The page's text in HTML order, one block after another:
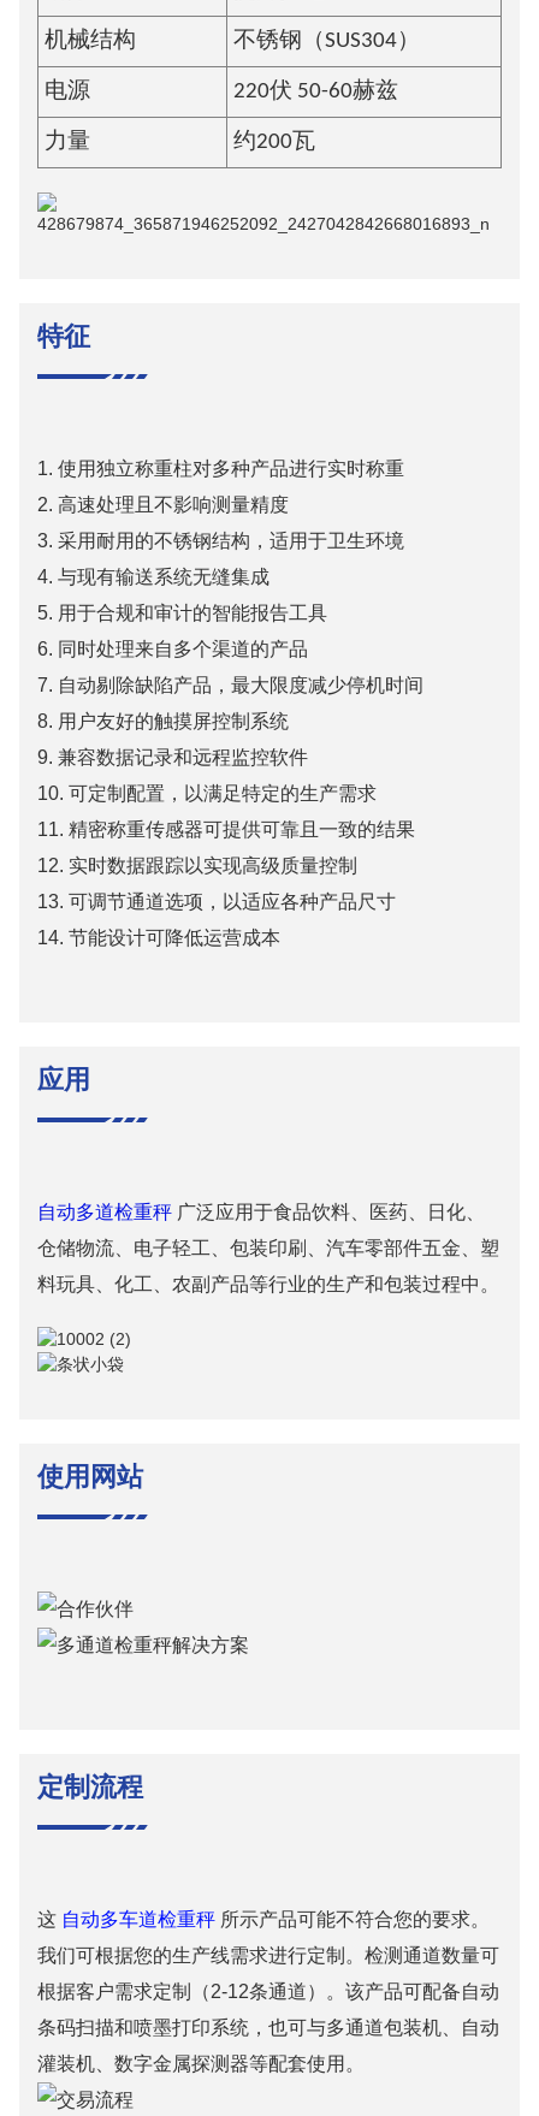
机械结构 不锈钢（SUS304）
电源 220伏 50-60赫兹
力量 约200瓦
特征
1. 使用独立称重柱对多种产品进行实时称重
2. 高速处理且不影响测量精度
3. 采用耐用的不锈钢结构，适用于卫生环境
4. 与现有输送系统无缝集成
5. 用于合规和审计的智能报告工具
6. 同时处理来自多个渠道的产品
7. 自动剔除缺陷产品，最大限度减少停机时间
8. 用户友好的触摸屏控制系统
9. 兼容数据记录和远程监控软件
10. 可定制配置，以满足特定的生产需求
11. 精密称重传感器可提供可靠且一致的结果
12. 实时数据跟踪以实现高级质量控制
13. 可调节通道选项，以适应各种产品尺寸
14. 节能设计可降低运营成本
应用
自动多道检重秤广泛应用于食品饮料、医药、日化、
仓储物流、电子轻工、包装印刷、汽车零部件五金、塑
料玩具、化工、农副产品等行业的生产和包装过程中。
使用网站
定制流程
这 自动多车道检重秤所示产品可能不符合您的要求。
我们可根据您的生产线需求进行定制。检测通道数量可
根据客户需求定制（2-12条通道）。该产品可配备自动
条码扫描和喷墨打印系统，也可与多通道包装机、自动
灌装机、数字金属探测器等配套使用。